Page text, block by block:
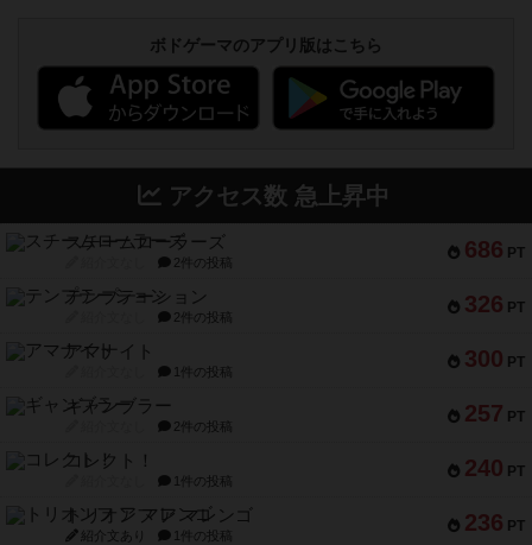
ボドゲーマのアプリ版はこちら
アクセス数 急上昇中
686 PT
スチームローラーズ
2件の投稿
326 PT
テンプテーション
2件の投稿
300 PT
アマナイト
1件の投稿
257 PT
ギャンブラー
2件の投稿
240 PT
コレクト！
1件の投稿
236 PT
トリオンフ ア マレンゴ
紹介文あり 1件の投稿